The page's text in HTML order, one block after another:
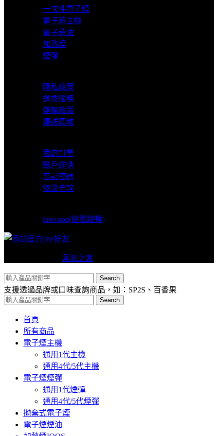
一次性電子煙
電子菸主機
電子菸油
加熱煙
煙彈
隱私政策
退換服務
運輸政策
運送區域
我的訂單
賬戶詳情
忘記密碼
物流查詢
linevape(點我跳轉)
蒸氣之家
Search
支援透過品牌或口味查詢商品，如：SP2S、百香果
Search
首頁
所有商品
電子煙主機
通用1代主機
通用4代/5代主機
電子煙煙彈
通用1代煙彈
通用4代/5代煙彈
抛棄式電子煙
電子煙煙油